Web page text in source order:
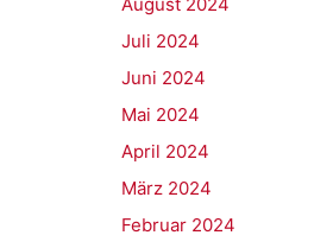
Juli 2024
Juni 2024
Mai 2024
April 2024
März 2024
Februar 2024